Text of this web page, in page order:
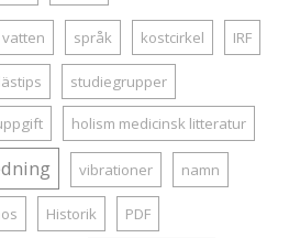
vatten språk kostcirkel IRF
lästips studiegrupper
holism medicinsk litteratur
vibrationer namn
Historik PDF